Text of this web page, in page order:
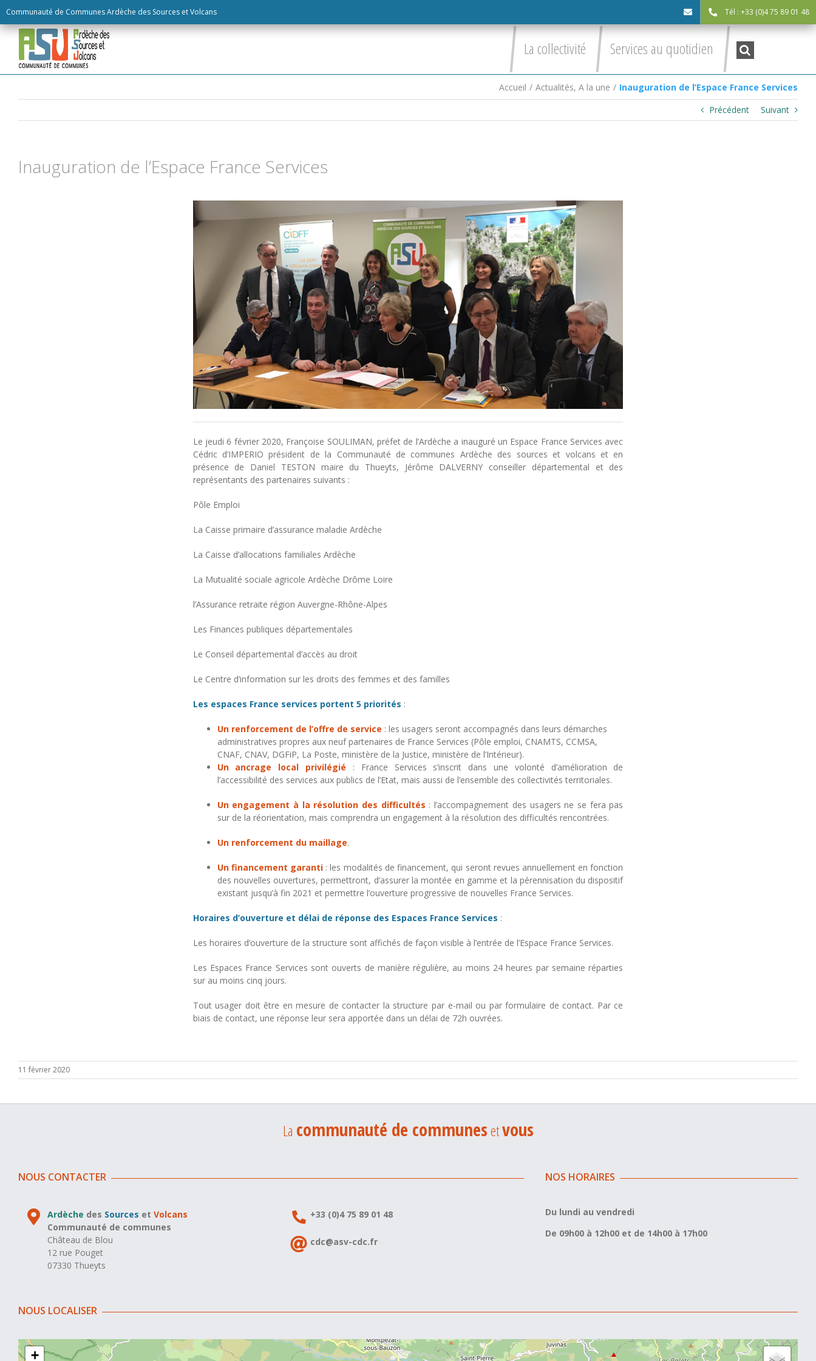
Communauté de Communes Ardèche des Sources et Volcans Tél : +33 (0)4 75 89 01 48
to
content
La collectivité Services au quotidien Recherche
:
Accueil / Actualités, A la une / Inauguration de l’Espace France Services
Précédent
Suivant
Inauguration de l’Espace France Services
Le jeudi 6 février 2020, Françoise SOULIMAN, préfet de l’Ardèche a inauguré un Espace France Services avec
Cédric d’IMPERIO président de la Communauté de communes Ardèche des sources et volcans et en
présence de Daniel TESTON maire du Thueyts, Jérôme DALVERNY conseiller départemental et des
représentants des partenaires suivants :
Pôle Emploi
La Caisse primaire d’assurance maladie Ardèche
La Caisse d’allocations familiales Ardèche
La Mutualité sociale agricole Ardèche Drôme Loire
l’Assurance retraite région Auvergne-Rhône-Alpes
Les Finances publiques départementales
Le Conseil départemental d’accès au droit
Le Centre d’information sur les droits des femmes et des familles
Les espaces France services portent 5 priorités :
Un renforcement de l’offre de service : les usagers seront accompagnés dans leurs démarches
administratives propres aux neuf partenaires de France Services (Pôle emploi, CNAMTS, CCMSA,
CNAF, CNAV, DGFiP, La Poste, ministère de la Justice, ministère de l’Intérieur).
Un ancrage local privilégié : France Services s’inscrit dans une volonté d’amélioration de
l’accessibilité des services aux publics de l’Etat, mais aussi de l’ensemble des collectivités territoriales.
Un engagement à la résolution des difficultés : l’accompagnement des usagers ne se fera pas
sur de la réorientation, mais comprendra un engagement à la résolution des difficultés rencontrées.
Un renforcement du maillage.
Un financement garanti : les modalités de financement, qui seront revues annuellement en fonction
des nouvelles ouvertures, permettront, d’assurer la montée en gamme et la pérennisation du dispositif
existant jusqu’à fin 2021 et permettre l’ouverture progressive de nouvelles France Services.
Horaires d’ouverture et délai de réponse des Espaces France Services :
Les horaires d’ouverture de la structure sont affichés de façon visible à l’entrée de l’Espace France Services.
Les Espaces France Services sont ouverts de manière régulière, au moins 24 heures par semaine réparties
sur au moins cinq jours.
Tout usager doit être en mesure de contacter la structure par e-mail ou par formulaire de contact. Par ce
biais de contact, une réponse leur sera apportée dans un délai de 72h ouvrées.
11 février 2020
La communauté de communesetvous
NOUS CONTACTER
Ardèche des Sources etVolcans
Communauté de communes
Château de Blou
12 rue Pouget
07330 Thueyts
+33 (0)4 75 89 01 48
cdc@asv-cdc.fr
NOS HORAIRES
Du lundi au vendredi
De 09h00 à 12h00 et de 14h00 à 17h00
NOUS LOCALISER
+